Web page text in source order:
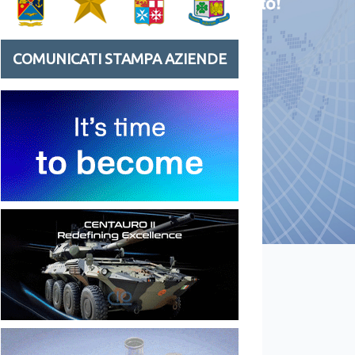
COMUNICATI STAMPA AZIENDE